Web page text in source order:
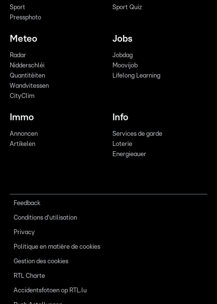
Sport
Pressphoto
Sport Quiz
Meteo
Radar
Nidderschléi
Quantitéiten
Wandvitessen
CityClim
Jobs
Jobdag
Moovijob
Lifelong Learning
Immo
Annoncen
Artikelen
Info
Services de garde
Loterie
Energieauer
Feedback
Conditions d'utilisation
Privacy
Politique en matière de cookies
Gestion des cookies
RTL Charte
Accidentsfotoen op RTL.lu